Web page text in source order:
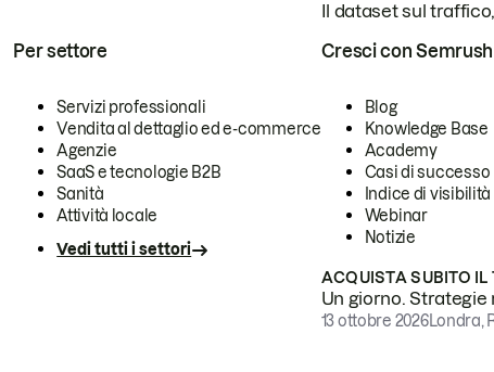
Il dataset sul
Per settore
Servizi professionali
Vendita al dettaglio ed e-commerce
Agenzie
SaaS e tecnologie B2B
Sanità
Attività locale
Vedi tutti i settori
Cresci con Semrush
Blog
Knowledge Base
Academy
Casi di successo
Indice di visibilità
Webinar
Notizie
ACQUISTA SUBITO IL
Un giorno.
13 ottobre 2026Londra,